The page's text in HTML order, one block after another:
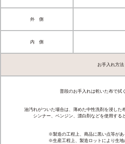
外 側
内 側
お手入れ方法
普段のお手入れは乾いた布で拭
油汚れがついた場合は、薄めた中性洗剤を浸した
シンナー、ベンジン、漂白剤などを使用する
※製造の工程上、商品に黒い点等があ
※生産工程上、製造ロットにより生地